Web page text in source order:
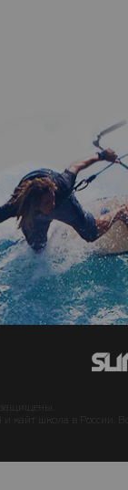
кайт школа в России.